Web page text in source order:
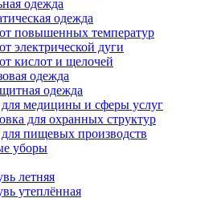
одежда
одежда
повышенных температур
электрической дуги
кислот и щелочей
одежда
одежда
медицины и сферы услуг
для охранных структур
пищевых производств
уборы
летняя
утеплённая